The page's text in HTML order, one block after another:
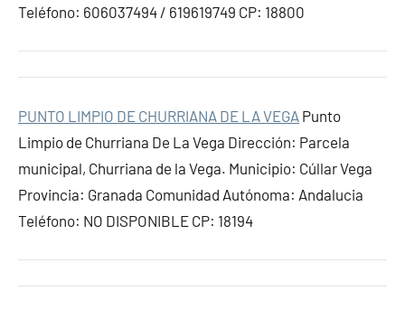
Teléfono: 606037494 / 619619749 CP: 18800
PUNTO LIMPIO DE CHURRIANA DE LA VEGA Punto
Limpio de Churriana De La Vega Dirección: Parcela
municipal, Churriana de la Vega. Municipio: Cúllar Vega
Provincia: Granada Comunidad Autónoma: Andalucia
Teléfono: NO DISPONIBLE CP: 18194